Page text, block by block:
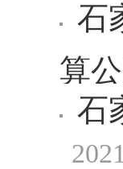
石
算
石